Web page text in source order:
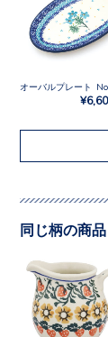
オーバルプレート
同じ柄の商品